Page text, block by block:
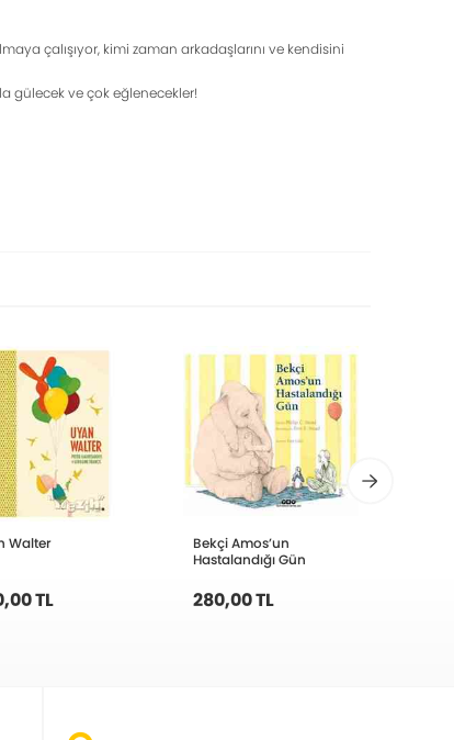
çalışıyor, kimi zaman arkadaşlarını ve kendisini
gülecek ve çok eğlenecekler!
Walter
TL
Bekçi Amos’un
Hastalandığı Gün
280,00 TL